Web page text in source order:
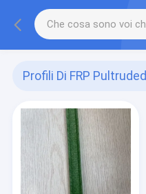
Profili Di FRP Pultruded